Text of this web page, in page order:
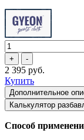
2 395 руб.
Купить
Дополнительное
Калькулятор
Способ